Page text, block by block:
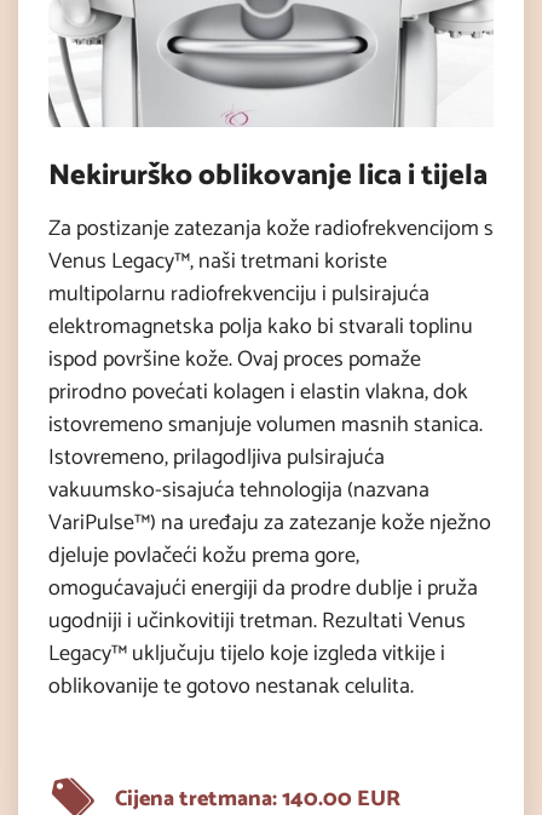
Nekirurško oblikovanje lica i tijela
Za postizanje zatezanja kože radiofrekvencijom s
Venus Legacy™, naši tretmani koriste
multipolarnu radiofrekvenciju i pulsirajuća
elektromagnetska polja kako bi stvarali toplinu
ispod površine kože. Ovaj proces pomaže
prirodno povećati kolagen i elastin vlakna, dok
istovremeno smanjuje volumen masnih stanica.
Istovremeno, prilagodljiva pulsirajuća
vakuumsko-sisajuća tehnologija (nazvana
VariPulse™) na uređaju za zatezanje kože nježno
djeluje povlačeći kožu prema gore,
omogućavajući energiji da prodre dublje i pruža
ugodniji i učinkovitiji tretman. Rezultati Venus
Legacy™ uključuju tijelo koje izgleda vitkije i
oblikovanije te gotovo nestanak celulita.
Cijena tretmana: 140.00 EUR